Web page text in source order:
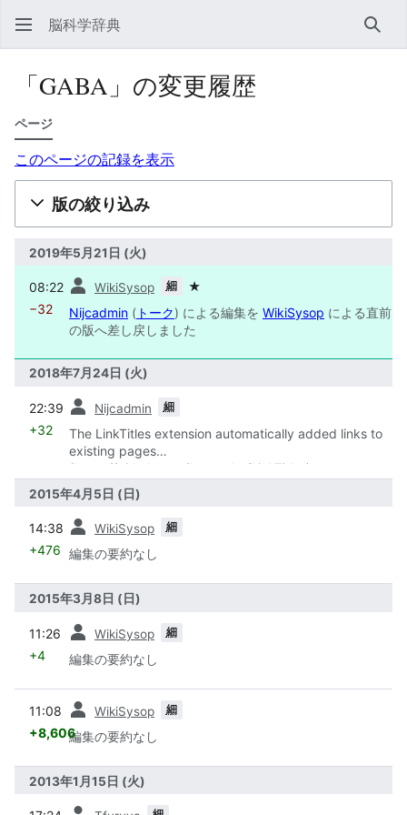
脳科学辞典 検索
「GABA」の変更履歴
ページ
このページの記録を表示
版の絞り込み
2019年5月21日 (火)
08:22 WikiSysop 細
−32 Nijcadmin ( トーク) による編集を WikiSysop による直前
の版へ差し戻しました
★
2018年7月24日 (火)
22:39 Nijcadmin 細
+32
The LinkTitles extension automatically added links to
existing pages
(https://github.com/bovender/LinkTitles).
2015年4月5日 (日)
14:38 WikiSysop 細
+476 編集の要約なし
2015年3月8日 (日)
11:26 WikiSysop 細
+4 編集の要約なし
11:08 WikiSysop 細
+8,606編集の要約なし
2013年1月15日 (火)